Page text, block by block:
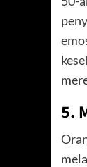
5.